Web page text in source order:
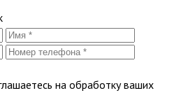
на обработку ваших